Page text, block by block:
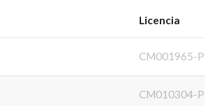
Licencia
CM001965-P
CM010304-P